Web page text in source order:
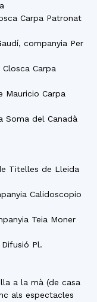
Carpa Patronat
companyia Per
Carpa
Mauricio Carpa
Soma del Canadà
Titelles de Lleida
Calidoscopio
Teia Moner
Pl.
a la mà (de casa
als espectacles